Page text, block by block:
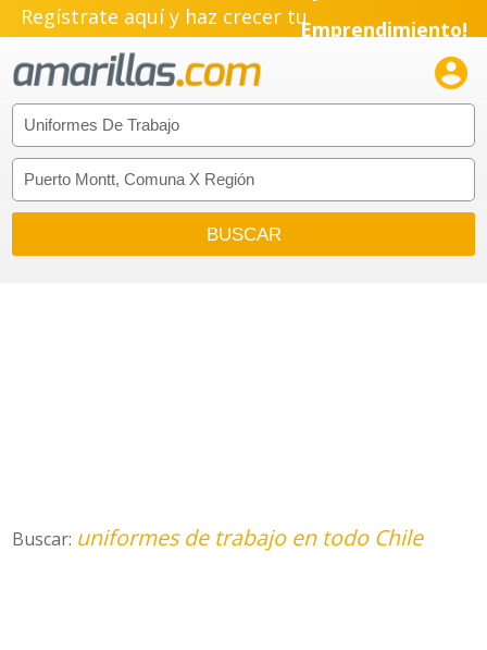
Regístrate aquí y haz crecer tuEmprendimiento!

Buscar: uniformes de trabajo en todo Chile